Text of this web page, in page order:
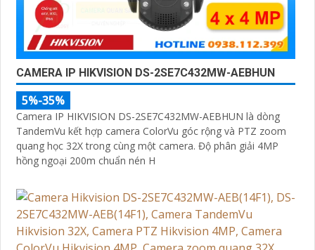
CAMERA IP HIKVISION DS-2SE7C432MW-AEBHUN
5%-35%
Camera IP HIKVISION DS-2SE7C432MW-AEBHUN là dòng
TandemVu kết hợp camera ColorVu góc rộng và PTZ zoom
quang học 32X trong cùng một camera. Độ phân giải 4MP
hồng ngoại 200m chuẩn nén H